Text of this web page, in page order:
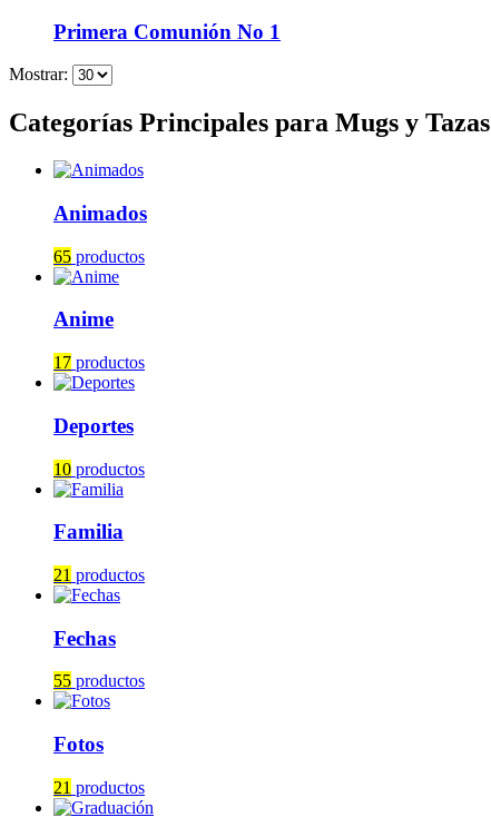
Primera Comunión No 1
Mostrar:
Categorías Principales para Mugs y Tazas
Animados
65 productos
Anime
17 productos
Deportes
10 productos
Familia
21 productos
Fechas
55 productos
Fotos
21 productos